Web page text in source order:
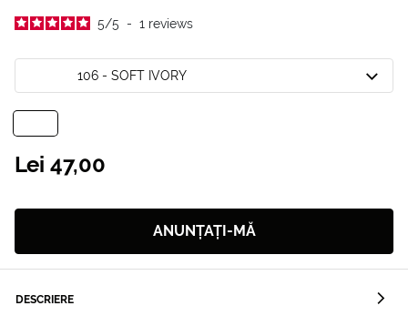
5/5 - 1 reviews
106 - SOFT IVORY
Lei 47,00
ANUNȚAȚI-MĂ
DESCRIERE